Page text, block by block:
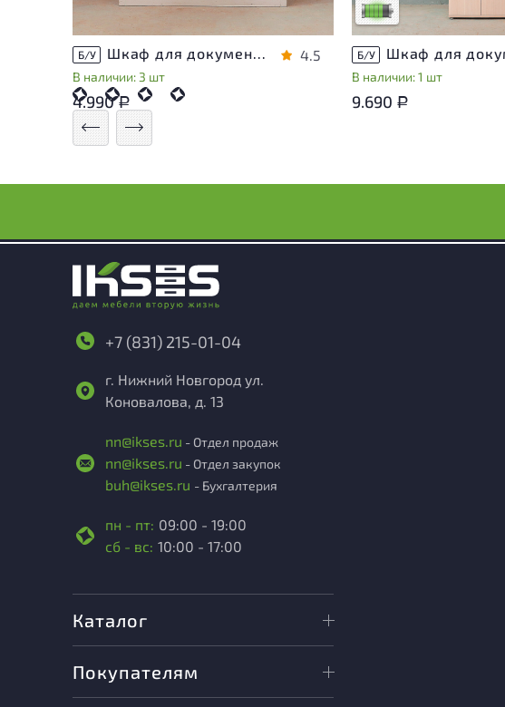
Б/У
В наличии: 3 шт
4.5
4.990Р
Низкая степень износа
Б/У
В наличии: 1 шт
9.690 Р
+7 (831) 215-01-04
г. Нижний Новгород ул.
Коновалова, д. 13
nn@ikses.ru - Отдел продаж
nn@ikses.ru - Отдел закупок
buh@ikses.ru - Бухгалтерия
пн - пт: 09:00 - 19:00
сб - вс: 10:00 - 17:00
Каталог
Покупателям